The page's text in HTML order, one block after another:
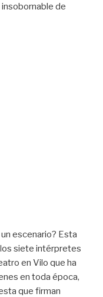
de
escenario? Esta
siete intérpretes
en Vilo que ha
en toda época,
que firman